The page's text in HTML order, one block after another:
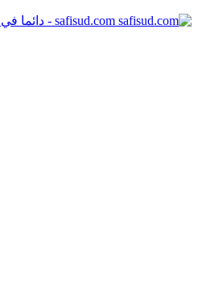
safisud.com - دائما في قلب الحدث